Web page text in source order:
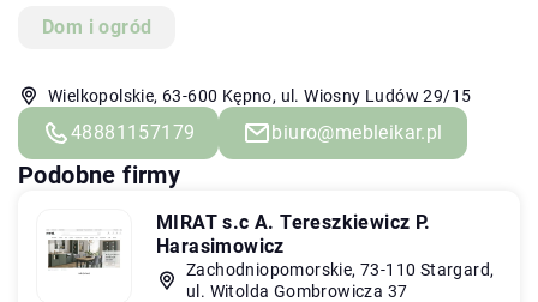
Dom i ogród
Wielkopolskie, 63-600 Kępno, ul. Wiosny Ludów 29/15
48881157179 biuro@mebleikar.pl
Podobne firmy
MIRAT s.c A. Tereszkiewicz P.
Harasimowicz
Zachodniopomorskie, 73-110 Stargard,
ul. Witolda Gombrowicza 37